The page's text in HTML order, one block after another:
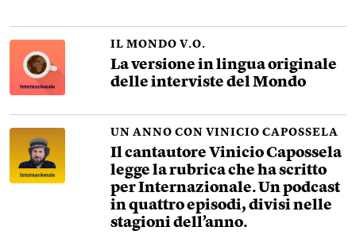
IL MONDO V.O.
La versione in lingua originale
delle interviste del Mondo
UN ANNO CON VINICIO CAPOSSELA
Il cantautore Vinicio Capossela
legge la rubrica che ha scritto
per Internazionale. Un podcast
in quattro episodi, divisi nelle
stagioni dell’anno.